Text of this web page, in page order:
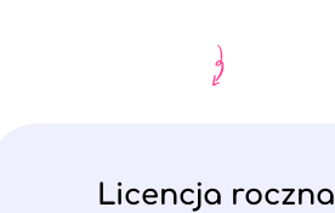
Licencja roczna